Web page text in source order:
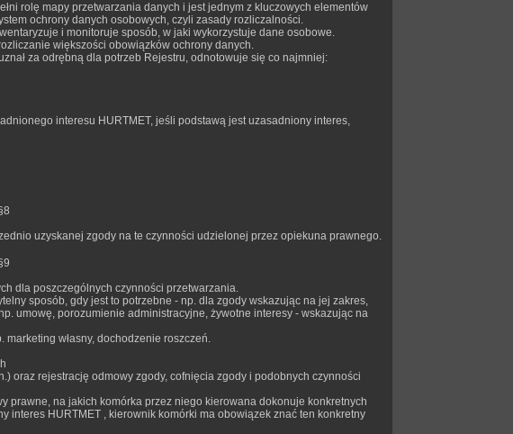
rolę mapy przetwarzania danych i jest jednym z kluczowych elementów
ochrony danych osobowych, czyli zasady rozliczalności.
i monitoruje sposób, w jaki wykorzystuje dane osobowe.
większości obowiązków ochrony danych.
za odrębną dla potrzeb Rejestru, odnotowuje się co najmniej:
interesu HURTMET, jeśli podstawą jest uzasadniony interes,
uzyskanej zgody na te czynności udzielonej przez opiekuna prawnego.
dla poszczególnych czynności przetwarzania.
sposób, gdy jest to potrzebne - np. dla zgody wskazując na jej zakres,
umowę, porozumienie administracyjne, żywotne interesy - wskazując na
własny, dochodzenie roszczeń.
oraz rejestrację odmowy zgody, cofnięcia zgody i podobnych czynności
prawne, na jakich komórka przez niego kierowana dokonuje konkretnych
HURTMET , kierownik komórki ma obowiązek znać ten konkretny